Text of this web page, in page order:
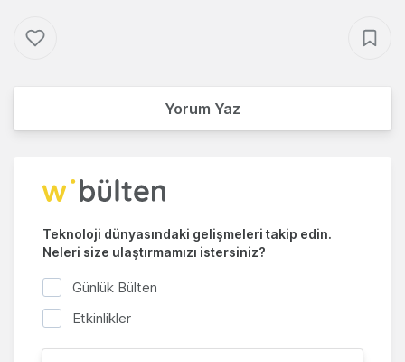
Yorum Yaz
Teknoloji dünyasındaki gelişmeleri takip edin.
Neleri size ulaştırmamızı istersiniz?
Günlük Bülten
Etkinlikler